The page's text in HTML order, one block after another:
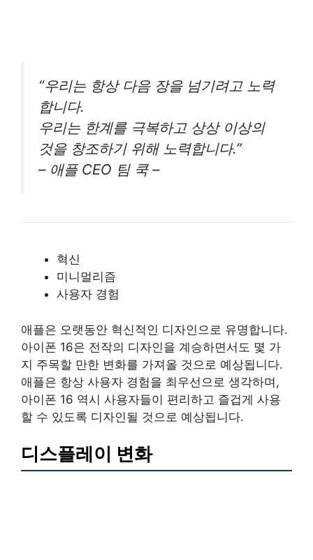
“우리는 항상 다음 장을 넘기려고 노력
합니다.
우리는 한계를 극복하고 상상 이상의
것을 창조하기 위해 노력합니다.”
– 애플 CEO 팀 쿡 –
혁신
미니멀리즘
사용자 경험
애플은 오랫동안 혁신적인 디자인으로 유명합니다.
아이폰 16은 전작의 디자인을 계승하면서도 몇 가
지 주목할 만한 변화를 가져올 것으로 예상됩니다.
애플은 항상 사용자 경험을 최우선으로 생각하며,
아이폰 16 역시 사용자들이 편리하고 즐겁게 사용
할 수 있도록 디자인될 것으로 예상됩니다.
디스플레이 변화